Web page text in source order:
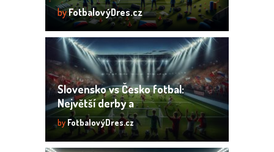
byFotbalovýDres.cz
Slovensko vs Česko fotbal:
Největší derby a
nezapomenutelné okamžiky
by FotbalovýDres.cz